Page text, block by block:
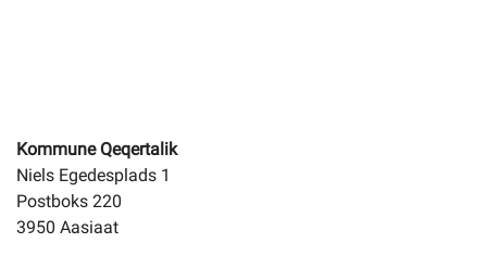
Kommune Qeqertalik
Niels Egedesplads 1
Postboks 220
3950 Aasiaat